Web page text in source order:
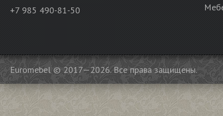
+7 985 490-81-50
Euromebel © 2017—2026. Все права защищены.